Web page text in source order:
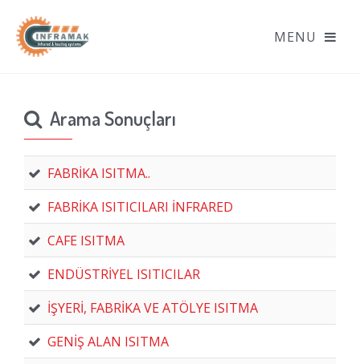
Arama Sonuçları
FABRİKA ISITMA..
FABRİKA ISITICILARI İNFRARED
CAFE ISITMA
ENDÜSTRİYEL ISITICILAR
İŞYERİ, FABRİKA VE ATÖLYE ISITMA
GENİŞ ALAN ISITMA